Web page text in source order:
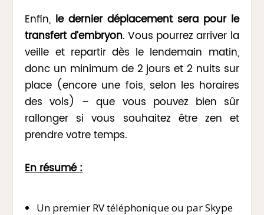
Enfin, le dernier déplacement sera pour le
transfert d’embryon. Vous pourrez arriver la
veille et repartir dès le lendemain matin,
donc un minimum de 2 jours et 2 nuits sur
place (encore une fois, selon les horaires
des vols) – que vous pouvez bien sûr
rallonger si vous souhaitez être zen et
prendre votre temps.
En résumé:
Un premier RV téléphonique ou par Skype